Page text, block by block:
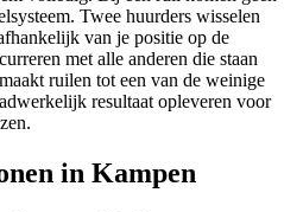
Twee huurders wisselen
van je positie op de
met alle anderen die staan
ruilen tot een van de weinige
resultaat opleveren voor
in Kampen